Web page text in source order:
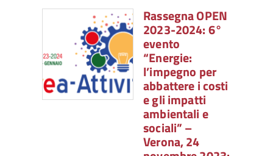
Rassegna OPEN
2023-2024: 6°
evento
“Energie:
l’impegno per
abbattere i costi
e gli impatti
ambientali e
sociali” –
Verona, 24